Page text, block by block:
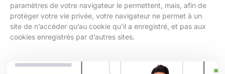
paramètres de votre navigateur le permettent, mais, afin de
protéger votre vie privée, votre navigateur ne permet à un
site de n’accéder qu’au cookie qu’il a enregistré, et pas aux
cookies enregistrés par d’autres sites.